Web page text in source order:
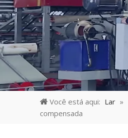
Você está aqui: Lar »
compensada